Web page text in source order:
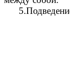
5.Подведение